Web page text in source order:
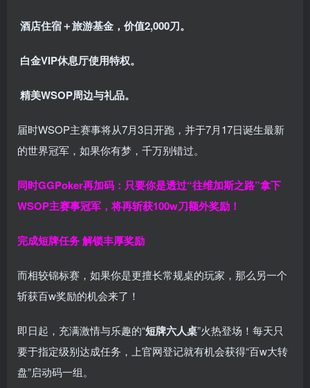
酒店住宿＋旅游基金，价值2,000刀。
白金VIP休息厅使用特权。
精美WSOP周边与礼品。
届时WSOP主赛事将从7月3日开跑，并于7月17日诞生最新
的世界冠军，如果你有梦，千万别错过。
同时GGPoker再加码：只要你是透过“往维加斯之路”拿下
WSOP主赛事冠军，将再斩获100w刀额外奖励！
完成短牌任务 解锁丰厚奖励
而相较锦标赛，如果你是更擅长常规桌的玩家，那么另一个
斩获百w奖励的机会来了！
即日起，充满激情与乐趣的“短牌六人桌”火热登场！每天只
要于指定级别达成任务，上官网登记就有机会获得“百w大转
盘”启动码一组。